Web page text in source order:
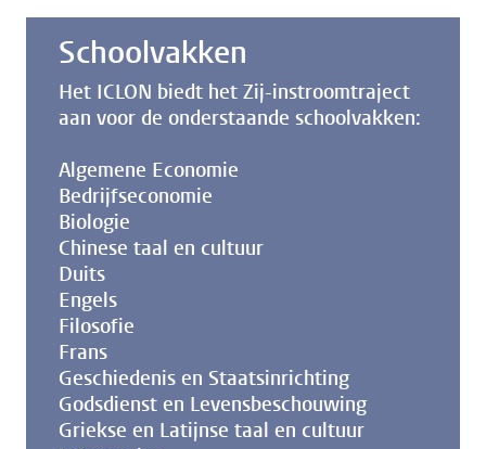
Schoolvakken
Het ICLON biedt het Zij-instroomtraject
aan voor de onderstaande schoolvakken:
Algemene Economie
Bedrijfseconomie
Biologie
Chinese taal en cultuur
Duits
Engels
Filosofie
Frans
Geschiedenis en Staatsinrichting
Godsdienst en Levensbeschouwing
Griekse en Latijnse taal en cultuur